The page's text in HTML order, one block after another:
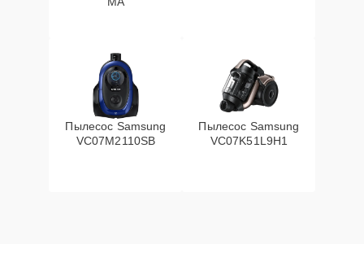
Пылесос Samsung
VC07M2110SB
Пылесос Samsung
VC07K51L9H1